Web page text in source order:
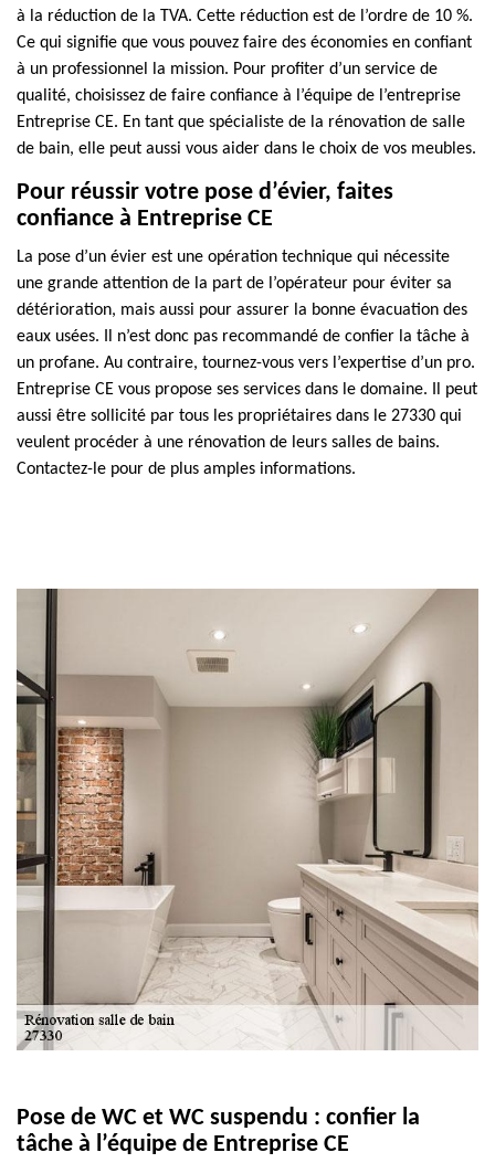
à la réduction de la TVA. Cette réduction est de l’ordre de 10 %.
Ce qui signifie que vous pouvez faire des économies en confiant
à un professionnel la mission. Pour profiter d’un service de
qualité, choisissez de faire confiance à l’équipe de l’entreprise
Entreprise CE. En tant que spécialiste de la rénovation de salle
de bain, elle peut aussi vous aider dans le choix de vos meubles.
Pour réussir votre pose d’évier, faites
confiance à Entreprise CE
La pose d’un évier est une opération technique qui nécessite
une grande attention de la part de l’opérateur pour éviter sa
détérioration, mais aussi pour assurer la bonne évacuation des
eaux usées. Il n’est donc pas recommandé de confier la tâche à
un profane. Au contraire, tournez-vous vers l’expertise d’un pro.
Entreprise CE vous propose ses services dans le domaine. Il peut
aussi être sollicité par tous les propriétaires dans le 27330 qui
veulent procéder à une rénovation de leurs salles de bains.
Contactez-le pour de plus amples informations.
Pose de WC et WC suspendu : confier la
tâche à l’équipe de Entreprise CE